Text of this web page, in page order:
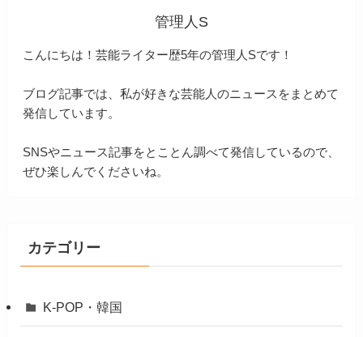
管理人S
こんにちは！芸能ライター歴5年の管理人Sです！
ブログ記事では、私が好きな芸能人のニュースをまとめて
発信しています。
SNSやニュース記事をとことん調べて発信しているので、
ぜひ楽しんでくださいね。
カテゴリー
K-POP・韓国